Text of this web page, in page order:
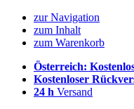
zur Navigation
zum Inhalt
zum Warenkorb
Österreich:
Kostenloser
24 h Versand